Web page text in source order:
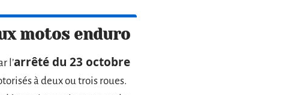
motos enduro
l’arrêté du 23 octobre
à deux ou trois roues.